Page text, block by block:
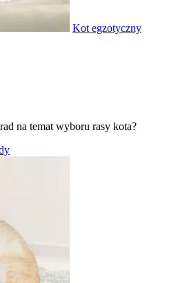
Kot egzotyczny
na temat wyboru rasy kota?